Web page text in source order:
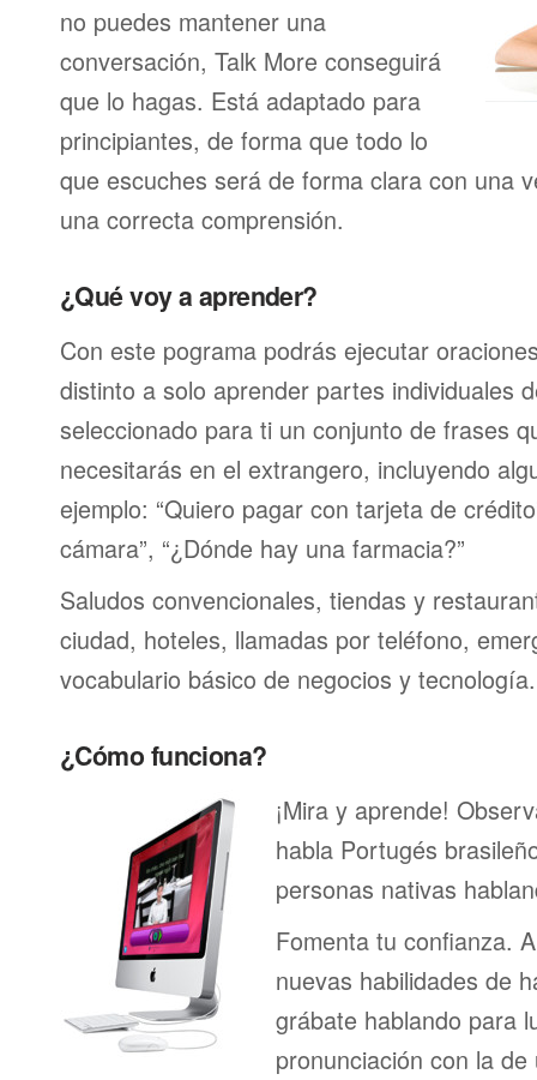
no puedes mantener una
conversación, Talk More conseguirá
que lo hagas. Está adaptado para
principiantes, de forma que todo lo
que escuches será de forma clara con una
una correcta comprensión.
¿Qué voy a aprender?
Con este pograma podrás ejecutar
distinto a solo aprender partes individuales
seleccionado para ti un conjunto de frases
necesitarás en el extrangero, incluyendo
ejemplo: “Quiero pagar con tarjeta de
cámara”, “¿Dónde hay una farmacia?”
Saludos convencionales, tiendas y
ciudad, hoteles, llamadas por teléfono,
vocabulario básico de negocios y tecnología.
¿Cómo funciona?
¡Mira y aprende!
habla Portugés
personas nativas
Fomenta tu confianza.
nuevas habilidades de
grábate hablando para
pronunciación con la